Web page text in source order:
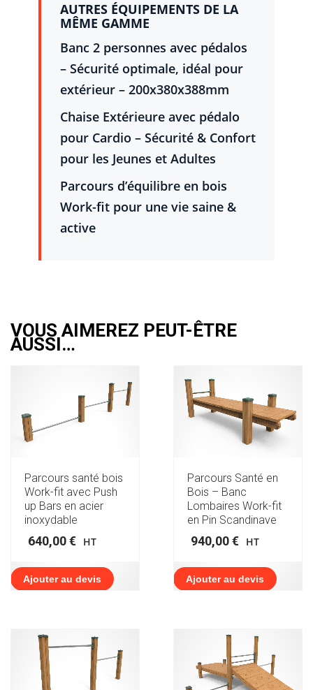
AUTRES ÉQUIPEMENTS DE LA
MÊME GAMME
Banc 2 personnes avec pédalos
– Sécurité optimale, idéal pour
extérieur – 200x380x388mm
Chaise Extérieure avec pédalo
pour Cardio – Sécurité & Confort
pour les Jeunes et Adultes
Parcours d’équilibre en bois
Work-fit pour une vie saine &
active
VOUS AIMEREZ PEUT-ÊTRE
AUSSI…
Parcours santé bois
Work-fit avec Push
up Bars en acier
inoxydable
640,00€ HT
Ajouter au devis
Parcours Santé en
Bois – Banc
Lombaires Work-fit
en Pin Scandinave
940,00€ HT
Ajouter au devis